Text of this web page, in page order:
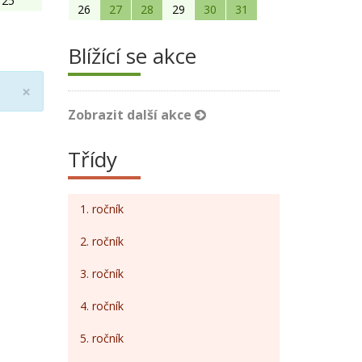
×Close
26
27 28 29 30 31
Blížící se akce
Zobrazit další akce
Třídy
1. ročník
2. ročník
3. ročník
4. ročník
5. ročník